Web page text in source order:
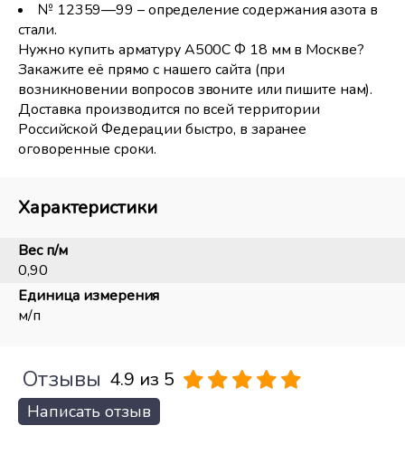
№ 12359—99 – определение содержания азота в
стали.
Нужно купить арматуру А500С Ф 18 мм в Москве?
Закажите её прямо с нашего сайта (при
возникновении вопросов звоните или пишите нам).
Доставка производится по всей территории
Российской Федерации быстро, в заранее
оговоренные сроки.
Характеристики
Вес п/м
0,90
Единица измерения
м/п
Отзывы 4.9 из 5
Написать отзыв